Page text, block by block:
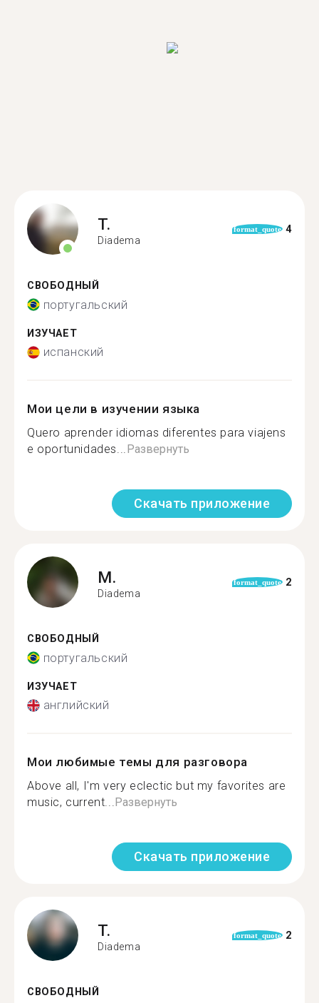
T.
Diadema
format_quote 4
СВОБОДНЫЙ
португальский
ИЗУЧАЕТ
испанский
Мои цели в изучении языка
Quero aprender idiomas diferentes para viajens
e oportunidades...Развернуть
Скачать приложение
M.
Diadema
format_quote 2
СВОБОДНЫЙ
португальский
ИЗУЧАЕТ
английский
Мои любимые темы для разговора
Above all, I'm very eclectic but my favorites are
music, current...Развернуть
Скачать приложение
T.
Diadema
format_quote 2
СВОБОДНЫЙ